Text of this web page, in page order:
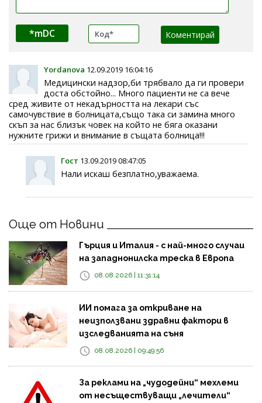
*mDC
Yordanova 12.09.2019 16:04:16
Медицински надзор,би трябвало да ги провери
доста обстойно... Много пациенти не са вече
сред живите от некадърността на лекари със
самочувствие в болницата,също така си замина много
скъп за нас близък човек на който не бяга оказани
нужните грижи и внимание в същата болница!!!
Гост 13.09.2019 08:47:05
Нали искаш безплатно,уважаема.
Още от Новини
Гърция и Италия - с най-много случаи
на западнонилска треска в Европа
08.08.2026 | 11:31:14
ИИ помага за откриване на
неизползвани здравни фактори в
изследванията на съня
08.08.2026 | 09:49:56
За реклами на „чудодейни“ мехлеми
от несъществуващи „лечители“